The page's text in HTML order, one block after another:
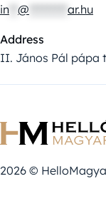
in @ ar.hu
Address
II. János Pál pápa
2026 ©